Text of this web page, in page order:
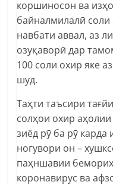
коршиносон ва
байналмилалӣ соли
навбати аввал, аз
озуқаворӣ дар
100 соли охир яке
шуд.
Таҳти таъсири
солҳои охир
зиёд рӯ ба рӯ карда
ногувори он –
паҳншавии
коронавирус ва